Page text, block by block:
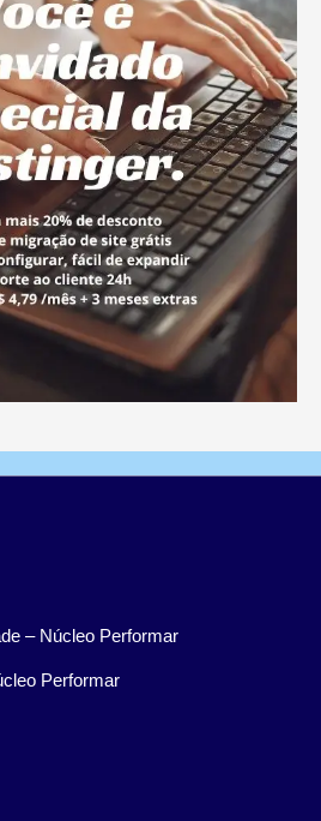
– Núcleo Performar
Performar